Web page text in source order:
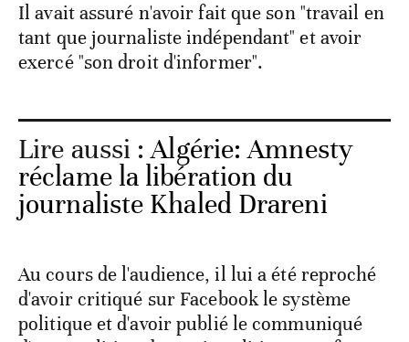
Il avait assuré n'avoir fait que son "travail en
tant que journaliste indépendant" et avoir
exercé "son droit d'informer".
Lire aussi :Algérie: Amnesty
réclame la libération du
journaliste Khaled Drareni
Au cours de l'audience, il lui a été reproché
d'avoir critiqué sur Facebook le système
politique et d'avoir publié le communiqué